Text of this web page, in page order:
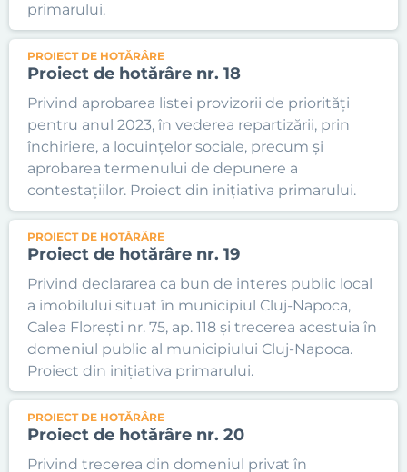
primarului.
PROIECT DE HOTĂRÂRE
Proiect de hotărâre nr. 18
Privind aprobarea listei provizorii de priorități
pentru anul 2023, în vederea repartizării, prin
închiriere, a locuințelor sociale, precum și
aprobarea termenului de depunere a
contestațiilor. Proiect din inițiativa primarului.
PROIECT DE HOTĂRÂRE
Proiect de hotărâre nr. 19
Privind declararea ca bun de interes public local
a imobilului situat în municipiul Cluj-Napoca,
Calea Florești nr. 75, ap. 118 și trecerea acestuia în
domeniul public al municipiului Cluj-Napoca.
Proiect din inițiativa primarului.
PROIECT DE HOTĂRÂRE
Proiect de hotărâre nr. 20
Privind trecerea din domeniul privat în